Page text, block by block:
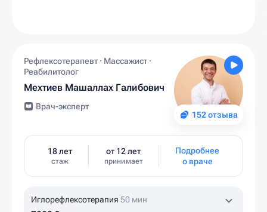
152 отзыва
Рефлексотерапевт · Массажист ·
Реабилитолог
Мехтиев Машаллах Галибович
Врач-эксперт
18 лет
стаж
от 12 лет
принимает
Подробнее
о враче
Иглорефлексотерапия 50 мин